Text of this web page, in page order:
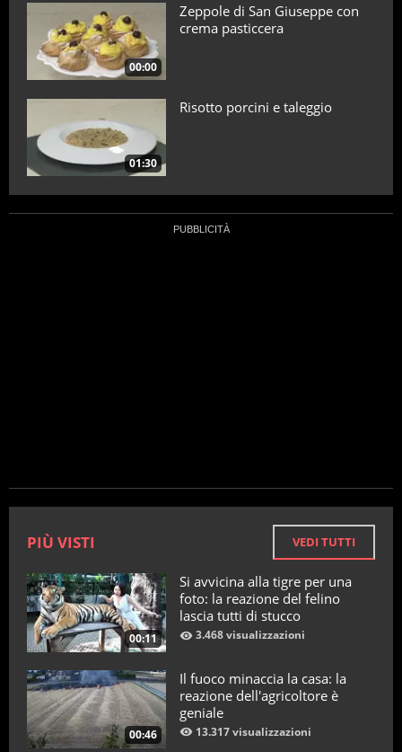
00:00
Zeppole di San Giuseppe con
crema pasticcera
01:30
Risotto porcini e taleggio
PIÙ VISTI VEDI TUTTI
00:11
Si avvicina alla tigre per una
foto: la reazione del felino
lascia tutti di stucco
3.468 visualizzazioni
00:46
Il fuoco minaccia la casa: la
reazione dell'agricoltore è
geniale
13.317 visualizzazioni